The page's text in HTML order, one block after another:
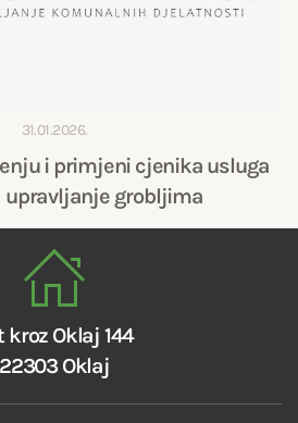
31.01.2026.
i primjeni cjenika usluga
upravljanje grobljima
kroz Oklaj 144
22303 Oklaj